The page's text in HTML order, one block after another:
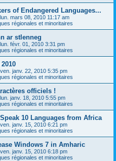
of Endangered Languages...
lun. mars 08, 2010 11:17 am
régionales et minoritaires
ar stlenneg
lun. févr. 01, 2010 3:31 pm
régionales et minoritaires
ven. janv. 22, 2010 5:35 pm
régionales et minoritaires
officiels !
lun. janv. 18, 2010 5:55 pm
régionales et minoritaires
10 Languages from Africa
ven. janv. 15, 2010 6:21 pm
régionales et minoritaires
Windows 7 in Amharic
ven. janv. 15, 2010 6:18 pm
régionales et minoritaires